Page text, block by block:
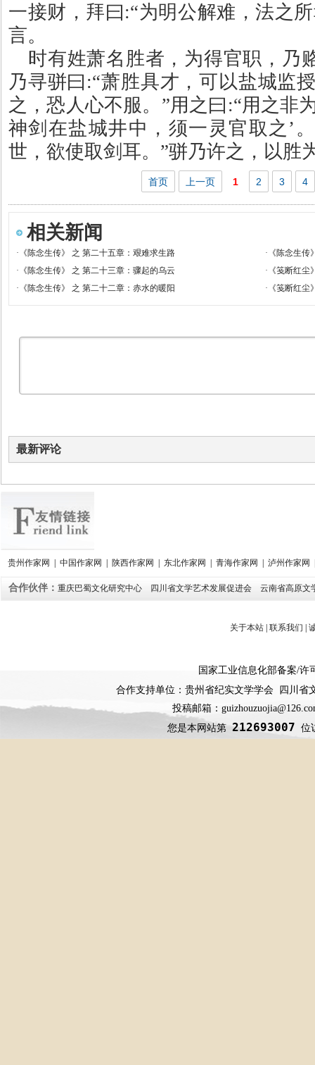
一接财，拜曰:“为明公解难，法之
言。
时有姓萧名胜者，为得官职，乃
乃寻骈曰 :“萧胜具才，可以盐城监
之，恐人心不服。”用之曰 :“用之非
神剑在盐城井中，须一灵官取之’
世，欲使取剑耳。”骈乃许之，以胜
首页 上一页 1 2 3 4
相关新闻
· 《陈念生传》 之 第二十五章：艰难求生路 · 《陈念生
· 《陈念生传》 之 第二十三章：骤起的乌云 · 《笺断红
· 《陈念生传》 之 第二十二章：赤水的暖阳 · 《笺断红
最新评论
贵州作家网 | 中国作家网 | 陕西作家网 | 东北作家网 | 青海作家网 | 泸州作家网
合作伙伴： 重庆巴蜀文化研究中心 四川省文学艺术发展促进会 云南省高原文
关于本站| 联系我们 |
国家工业信息化部备案/许
合作支持单位：贵州省纪实文学学会 四川
投稿邮箱：
您是本网站第212693007